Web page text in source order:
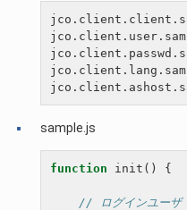
sample.js
function init () {
// ログインユー